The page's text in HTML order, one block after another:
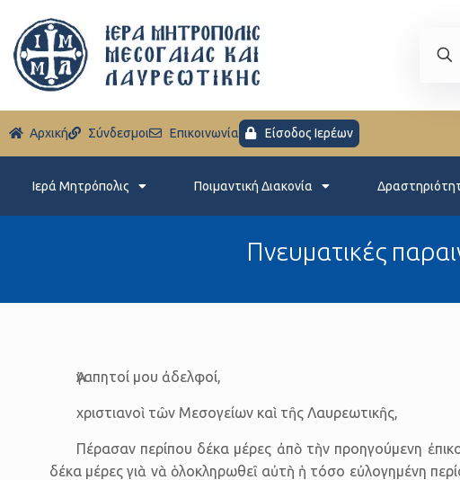
Aρχική Σύνδεσμοι Eπικοινωνία Είσοδος Ιερέων
Ιερά Μητρόπολις Ποιμαντική Διακονία
Πνευματικές
Ἀγαπητοί μου ἀδελφοί,
χριστιανοὶ τῶν Μεσογείων καὶ τῆς Λαυρεωτικῆς,
Πέρασαν περίπου δέκα μέρες ἀπὸ τὴν προηγούμενη
δέκα μέρες γιὰ νὰ ὁλοκληρωθεῖ αὐτὴ ἡ τόσο εὐλογημένη